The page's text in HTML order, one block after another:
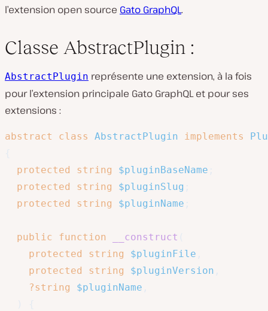
l’extension open source Gato GraphQL.
Classe AbstractPlugin :
AbstractPlugin représente une extension, à la fois
pour l’extension principale Gato GraphQL et pour ses
extensions :
abstract class AbstractPlugin implements
protected
string $pluginBaseName
protected
string $pluginSlug
protected
string $pluginName
public function __construct
protected
string $pluginFile
protected
string $pluginVersion
?string $pluginName